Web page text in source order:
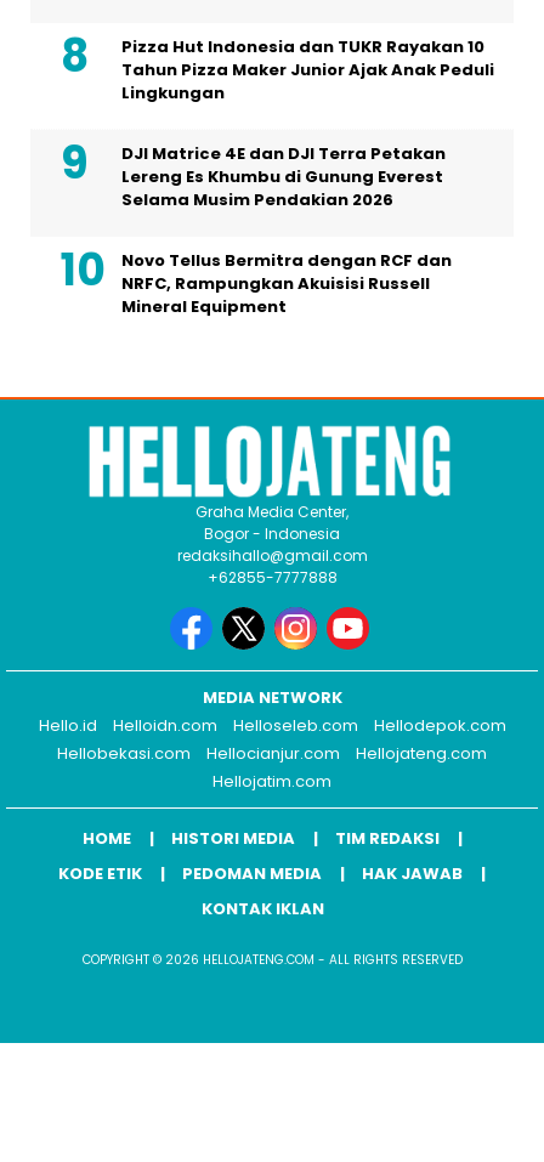
Pizza Hut Indonesia dan TUKR Rayakan 10
Tahun Pizza Maker Junior Ajak Anak Peduli
Lingkungan
DJI Matrice 4E dan DJI Terra Petakan
Lereng Es Khumbu di Gunung Everest
Selama Musim Pendakian 2026
Novo Tellus Bermitra dengan RCF dan
NRFC, Rampungkan Akuisisi Russell
Mineral Equipment
Graha Media Center,
Bogor - Indonesia
redaksihallo@gmail.com
+62855-7777888
MEDIA NETWORK
Hello.id
Helloidn.com Helloseleb.com
Hellodepok.com
Hellobekasi.com
Hellocianjur.com
Hellojateng.com
Hellojatim.com
HOME HISTORI MEDIA
TIM REDAKSI
KODE ETIK
PEDOMAN MEDIA
HAK JAWAB
KONTAK IKLAN
COPYRIGHT © 2026 HELLOJATENG.COM - ALL RIGHTS RESERVED